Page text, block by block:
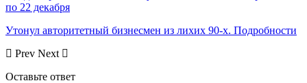
по 22 декабря
Утонул авторитетный бизнесмен из лихих 90-х. Подробности
Prev Next
Оставьте ответ